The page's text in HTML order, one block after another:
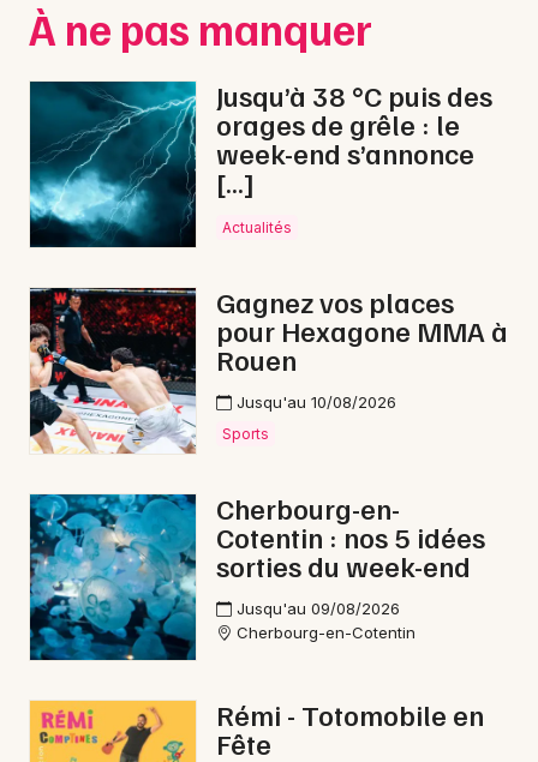
À ne pas manquer
Jusqu’à 38 °C puis des
orages de grêle : le
week-end s’annonce
[…]
Actualités
Gagnez vos places
pour Hexagone MMA à
Rouen
Jusqu'au 10/08/2026
Sports
Cherbourg-en-
Cotentin : nos 5 idées
sorties du week-end
Jusqu'au 09/08/2026
Cherbourg-en-Cotentin
Rémi - Totomobile en
Fête